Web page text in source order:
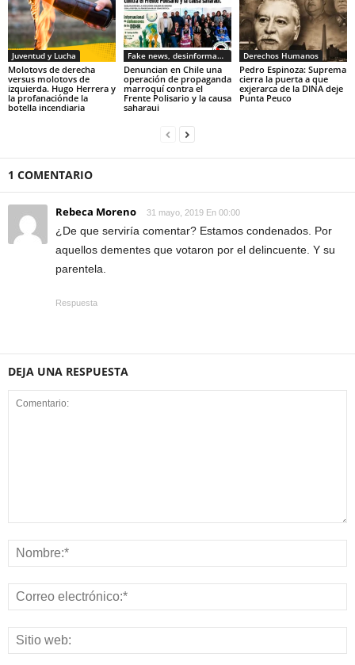
Juventud y Lucha
Molotovs de derecha
versus molotovs de
izquierda. Hugo Herrera y
la profanaciónde la
botella incendiaria
Fake news, desinformacion
Denuncian en Chile una
operación de propaganda
marroquí contra el
Frente Polisario y la causa
saharaui
Derechos Humanos
Pedro Espinoza: Suprema
cierra la puerta a que
exjerarca de la DINA deje
Punta Peuco
1 COMENTARIO
Rebeca Moreno 31 mayo, 2019 En 00:00
¿De que serviría comentar? Estamos condenados. Por
aquellos dementes que votaron por el delincuente. Y su
parentela.
Respuesta
DEJA UNA RESPUESTA